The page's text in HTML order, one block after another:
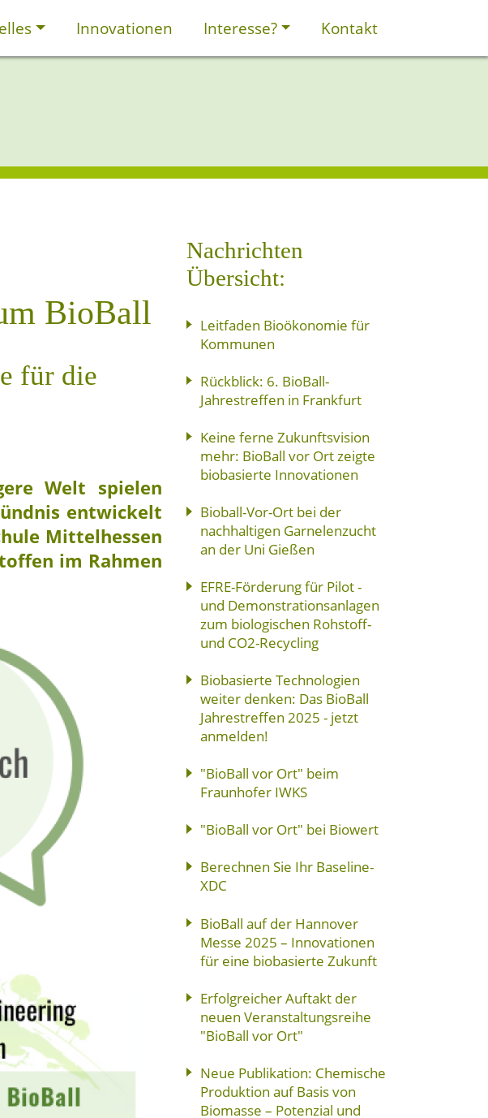
Innovationen Interesse? Kontakt
BioBall
für die
Welt spielen
entwickelt
Mittelhessen
im Rahmen
Nachrichten
Übersicht:
Leitfaden Bioökonomie für
Kommunen
Rückblick: 6. BioBall-
Jahrestreffen in Frankfurt
Keine ferne Zukunftsvision
mehr: BioBall vor Ort zeigte
biobasierte Innovationen
Bioball-Vor-Ort bei der
nachhaltigen Garnelenzucht
an der Uni Gießen
EFRE-Förderung für Pilot -
und Demonstrationsanlagen
zum biologischen Rohstoff-
und CO2-Recycling
Biobasierte Technologien
weiter denken: Das BioBall
Jahrestreffen 2025 - jetzt
anmelden!
"BioBall vor Ort" beim
Fraunhofer IWKS
"BioBall vor Ort" bei Biowert
Berechnen Sie Ihr Baseline-
XDC
BioBall auf der Hannover
Messe 2025 – Innovationen
für eine biobasierte Zukunft
Erfolgreicher Auftakt der
neuen Veranstaltungsreihe
"BioBall vor Ort"
Neue Publikation: Chemische
Produktion auf Basis von
Biomasse – Potenzial und